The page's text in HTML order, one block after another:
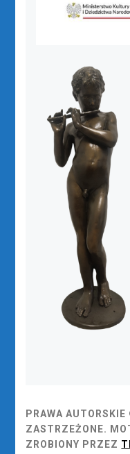
PRAWA
ZASTRZEŻONE.
ZROBIONY PRZEZ